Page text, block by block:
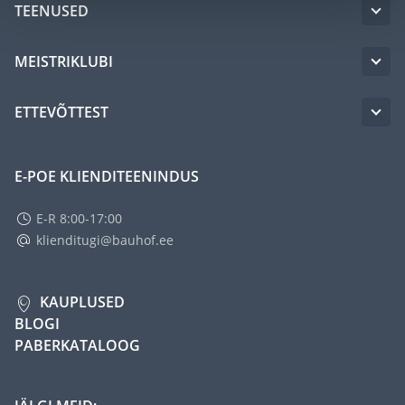
TEENUSED
MEISTRIKLUBI
ETTEVÕTTEST
E-POE KLIENDITEENINDUS
E-R 8:00-17:00
klienditugi@bauhof.ee
KAUPLUSED
BLOGI
PABERKATALOOG